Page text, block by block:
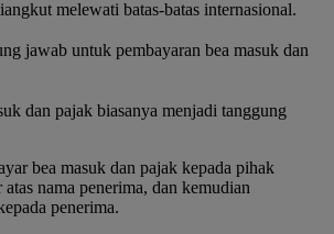
melewati batas-batas internasional.
jawab untuk pembayaran bea masuk dan
dan pajak biasanya menjadi tanggung
bea masuk dan pajak kepada pihak
nama penerima, dan kemudian
penerima.